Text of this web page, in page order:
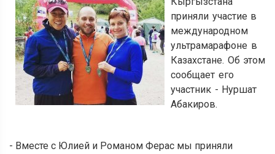
приняли участие в
международном
ультрамарафоне в
Казахстане. Об этом
сообщает его
участник - Нуршат
Абакиров.
- Вместе с Юлией и Романом Ферас мы приняли